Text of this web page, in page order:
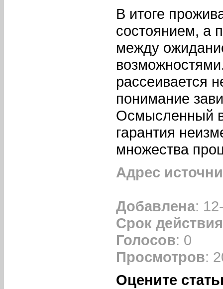
В итоге
состоянием, а
между
рассеивается
понимание
Осмысленный
гарантия
множества
Адрес
Добавлена:
Срок действия
Голосов: 0
Просмотров:
Оцените